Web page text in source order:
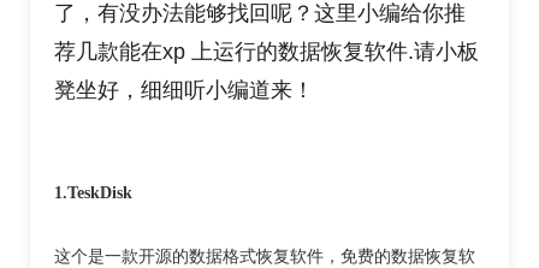
了，有没办法能够找回呢？这里小编给你推
荐几款能在xp 上运行的数据恢复软件.请小板
凳坐好，细细听小编道来！
1.TeskDisk
这个是一款开源的数据格式恢复软件，免费的数据恢复软